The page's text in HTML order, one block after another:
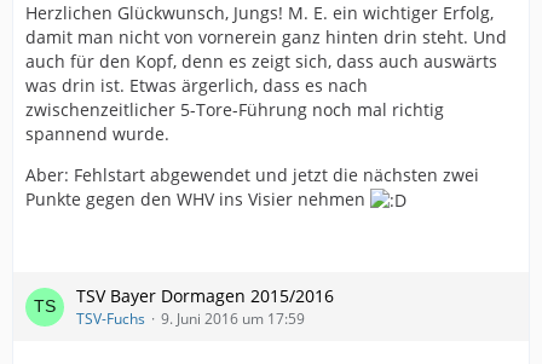
Herzlichen Glückwunsch, Jungs! M. E. ein wichtiger Erfolg,
damit man nicht von vornerein ganz hinten drin steht. Und
auch für den Kopf, denn es zeigt sich, dass auch auswärts
was drin ist. Etwas ärgerlich, dass es nach
zwischenzeitlicher 5-Tore-Führung noch mal richtig
spannend wurde.
Aber: Fehlstart abgewendet und jetzt die nächsten zwei
Punkte gegen den WHV ins Visier nehmen
TSV Bayer Dormagen 2015/2016
TSV-Fuchs 9. Juni 2016 um 17:59